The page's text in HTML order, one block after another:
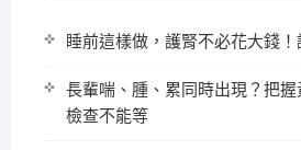
睡前這樣做，護腎不必花大錢
長輩喘、腫、累同時出現？把
檢查不能等